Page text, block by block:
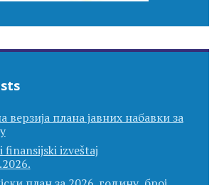
верзија плана јавних набавки за
finansijski izveštaj